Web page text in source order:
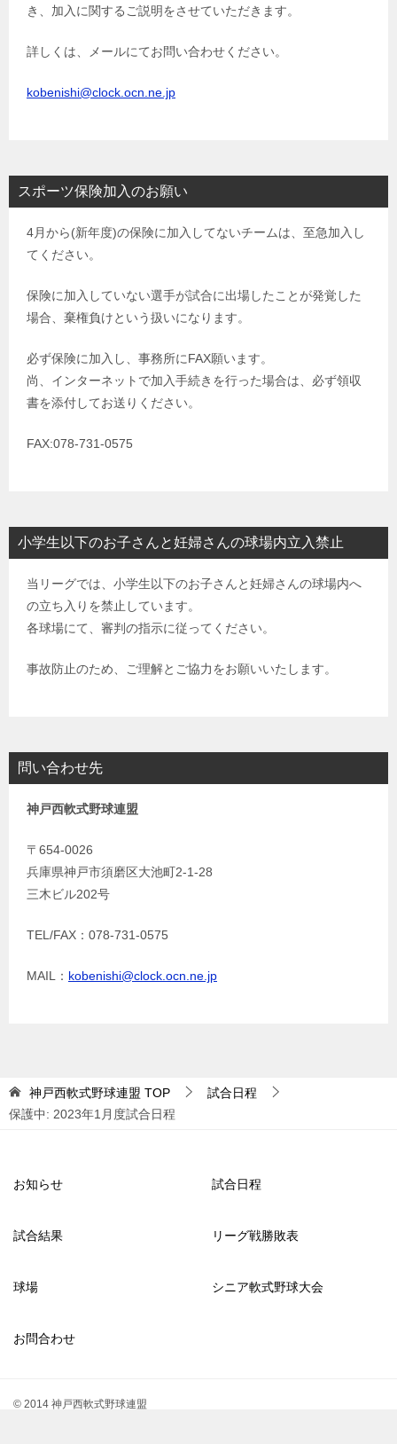
き、加入に関するご説明をさせていただきます。
詳しくは、メールにてお問い合わせください。
kobenishi@clock.ocn.ne.jp
スポーツ保険加入のお願い
4月から(新年度)の保険に加入してないチームは、至急加入し
てください。
保険に加入していない選手が試合に出場したことが発覚した
場合、棄権負けという扱いになります。
必ず保険に加入し、事務所にFAX願います。
尚、インターネットで加入手続きを行った場合は、必ず領収
書を添付してお送りください。
FAX:078-731-0575
小学生以下のお子さんと妊婦さんの球場内立入禁止
当リーグでは、小学生以下のお子さんと妊婦さんの球場内へ
の立ち入りを禁止しています。
各球場にて、審判の指示に従ってください。
事故防止のため、ご理解とご協力をお願いいたします。
問い合わせ先
神戸西軟式野球連盟
〒654-0026
兵庫県神戸市須磨区大池町2-1-28
三木ビル202号
TEL/FAX：078-731-0575
MAIL： kobenishi@clock.ocn.ne.jp
神戸西軟式野球連盟 TOP
試合日程
保護中: 2023年1月度試合日程
お知らせ 試合日程
試合結果 リーグ戦勝敗表
球場 シニア軟式野球大会
お問合わせ
© 2014 神戸西軟式野球連盟